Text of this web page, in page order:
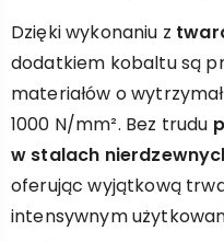
Dzięki wykonaniu z
dodatkiem kobaltu są
materiałów o
1000 N/mm². Bez trudu
w stalach
oferując wyjątkową
intensywnym